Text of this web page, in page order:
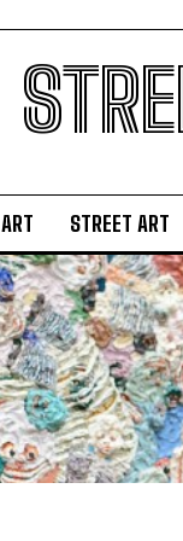
ART STREET ART